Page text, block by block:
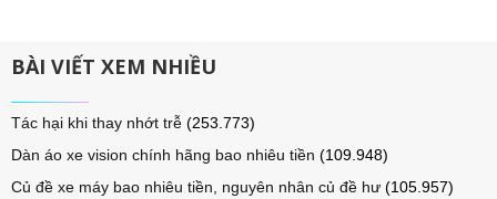
BÀI VIẾT XEM NHIỀU
Tác hại khi thay nhớt trễ (253.773)
Dàn áo xe vision chính hãng bao nhiêu tiền (109.948)
Củ đề xe máy bao nhiêu tiền, nguyên nhân củ đề hư (105.957)